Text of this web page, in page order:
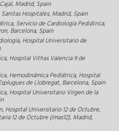
Madrid, Spain
Hospitales, Madrid, Spain
Servicio de Cardiología Pediátrica,
Barcelona, Spain
Hospital Universitario de
Hospital Vithas Valencia 9 de
Hemodinámica Pediátrica, Hospital
de Llobregat, Barcelona, Spain
Hospital Universitario Virgen de la
Hospital Universitario 12 de Octubre,
12 de Octubre (imas12), Madrid,